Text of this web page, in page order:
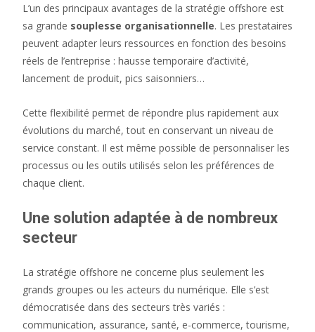
L’un des principaux avantages de la stratégie offshore est
sa grande souplesse organisationnelle. Les prestataires
peuvent adapter leurs ressources en fonction des besoins
réels de l’entreprise : hausse temporaire d’activité,
lancement de produit, pics saisonniers…
Cette flexibilité permet de répondre plus rapidement aux
évolutions du marché, tout en conservant un niveau de
service constant. Il est même possible de personnaliser les
processus ou les outils utilisés selon les préférences de
chaque client.
Une solution adaptée à de nombreux
secteur
La stratégie offshore ne concerne plus seulement les
grands groupes ou les acteurs du numérique. Elle s’est
démocratisée dans des secteurs très variés :
communication, assurance, santé, e-commerce, tourisme,